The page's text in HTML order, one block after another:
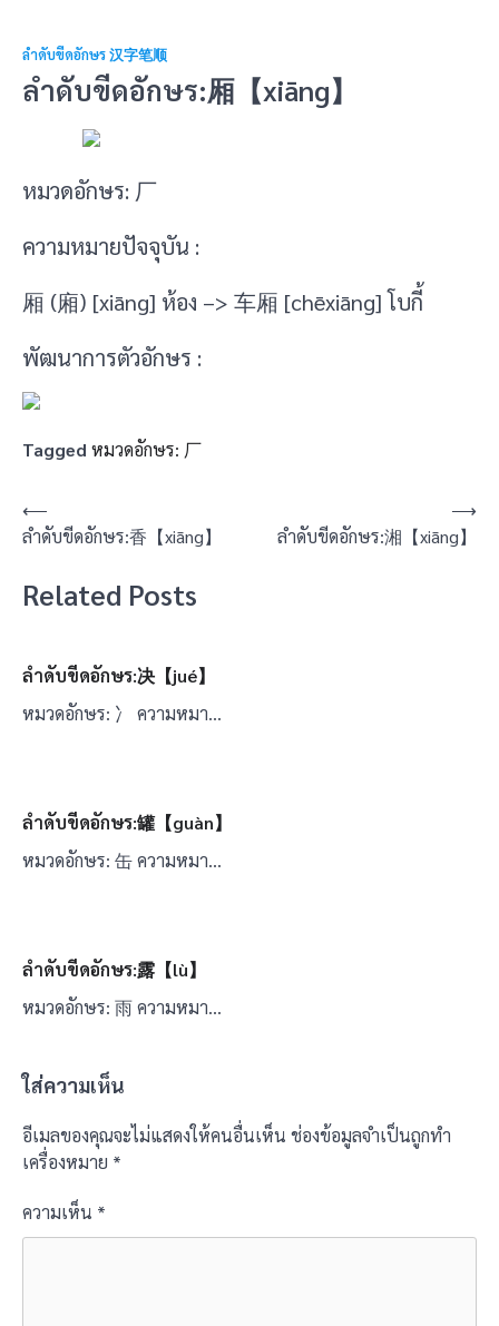
ลำดับขีดอักษร 汉字笔顺
ลำดับขีดอักษร:厢【xiāng】
หมวดอักษร: 厂
ความหมายปัจจุบัน :
厢 (廂) [xiāng] ห้อง –> 车厢 [chēxiāng] โบกี้
พัฒนาการตัวอักษร :
Tagged หมวดอักษร: 厂
แนะแนว
เรื่อง
⟵
ลำดับขีดอักษร:香【xiāng】
ลำดับขีดอักษร:湘【xiāng】
⟶
Related Posts
ลำดับขีดอักษร:决【jué】
หมวดอักษร: 冫 ความหมา…
ลำดับขีดอักษร:罐【guàn】
หมวดอักษร: 缶 ความหมา…
ลำดับขีดอักษร:露【lù】
หมวดอักษร: 雨 ความหมา…
ใส่ความเห็น
อีเมลของคุณจะไม่แสดงให้คนอื่นเห็น ช่องข้อมูลจำเป็นถูกทำ
เครื่องหมาย *
ความเห็น *